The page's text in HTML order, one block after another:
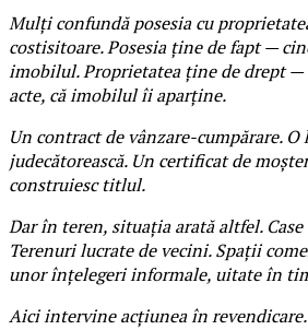
Mulți confundă posesia cu
costisitoare. Posesia ține de fapt —
imobilul. Proprietatea ține de drept —
acte, că imobilul îi aparține.
Un contract de vânzare-cumpărare. O
judecătorească. Un certificat de
construiesc titlul.
Dar în teren, situația arată altfel. Case
Terenuri lucrate de vecini. Spații
unor înțelegeri informale, uitate în
Aici intervine acțiunea în revendicare.